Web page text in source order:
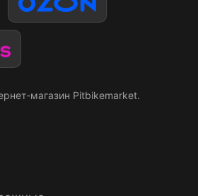
магазин Pitbikemarket.